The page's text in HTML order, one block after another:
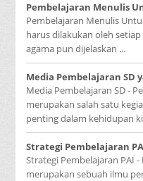
Pembelajaran Menulis
Pembelajaran Menulis
harus dilakukan oleh
agama pun dijelaskan ...
Media Pembelajaran SD
Media Pembelajaran SD -
merupakan salah satu
penting dalam kehidupan
Strategi Pembelajaran
Strategi Pembelajaran PAI
merupakan sebuah ilmu